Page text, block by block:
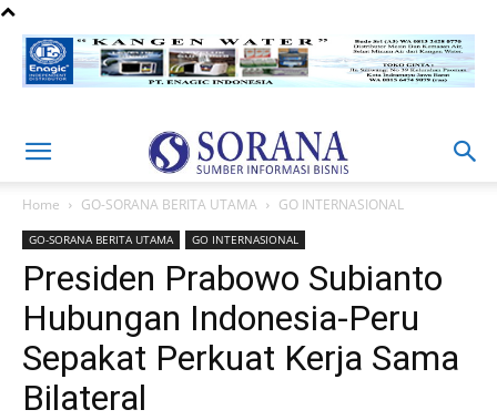
Home GO-SORANA BERITA UTAMA GO INTERNASIONAL
GO-SORANA BERITA UTAMA GO INTERNASIONAL
Presiden Prabowo Subianto
Hubungan Indonesia-Peru
Sepakat Perkuat Kerja Sama
Bilateral